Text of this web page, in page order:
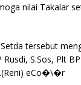
nilai Takalar
tersebut
S.Sos, Plt
eCo�\�r